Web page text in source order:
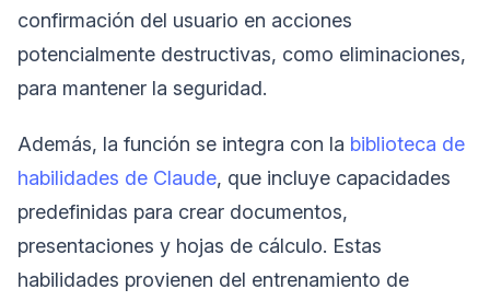
confirmación del usuario en acciones
potencialmente destructivas, como eliminaciones,
para mantener la seguridad.
Además, la función se integra con la biblioteca de
habilidades de Claude, que incluye capacidades
predefinidas para crear documentos,
presentaciones y hojas de cálculo. Estas
habilidades provienen del entrenamiento de